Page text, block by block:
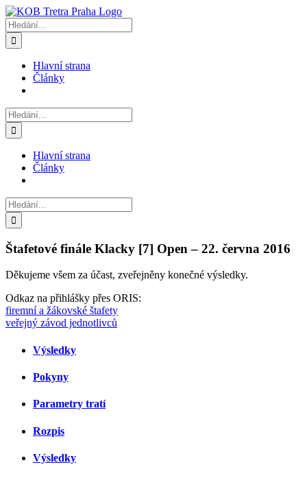
Přeskočit
na
obsah
Hledat:
Hlavní strana
Články
Hledat:
Hlavní strana
Články
Hledat:
Štafetové finále Klacky [7] Open – 22. června 2016
Děkujeme všem za účast, zveřejněny konečné výsledky.
Odkaz na přihlášky přes ORIS:
firemní a žákovské štafety
veřejný závod jednotlivců
Výsledky
Pokyny
Parametry tratí
Rozpis
Výsledky